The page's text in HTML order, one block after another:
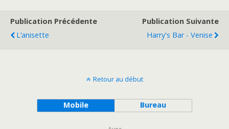
Publication Précédente
L’anisette
Publication Suivante
Harry's Bar - Venise
Retour au début
Mobile Bureau